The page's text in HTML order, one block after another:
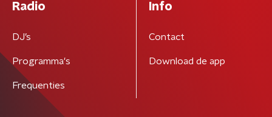
Radio
DJ’s
Programma's
Frequenties
Info
Contact
Download de app